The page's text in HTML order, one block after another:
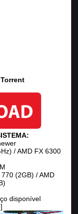
/ AMD FX 6300
(2GB) / AMD
disponível